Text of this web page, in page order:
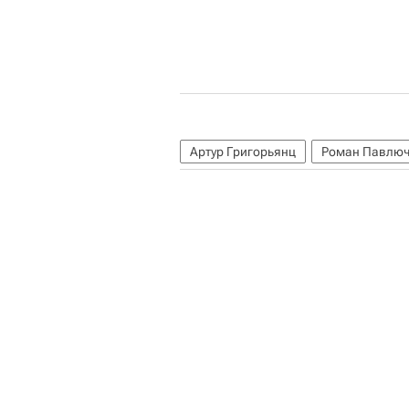
Артур Григорьянц Роман